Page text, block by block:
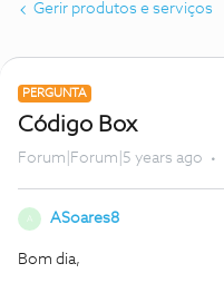
Gerir produtos e serviços
PERGUNTA
Código Box
Forum|Forum|5 years ago
A ASoares8
Bom dia,